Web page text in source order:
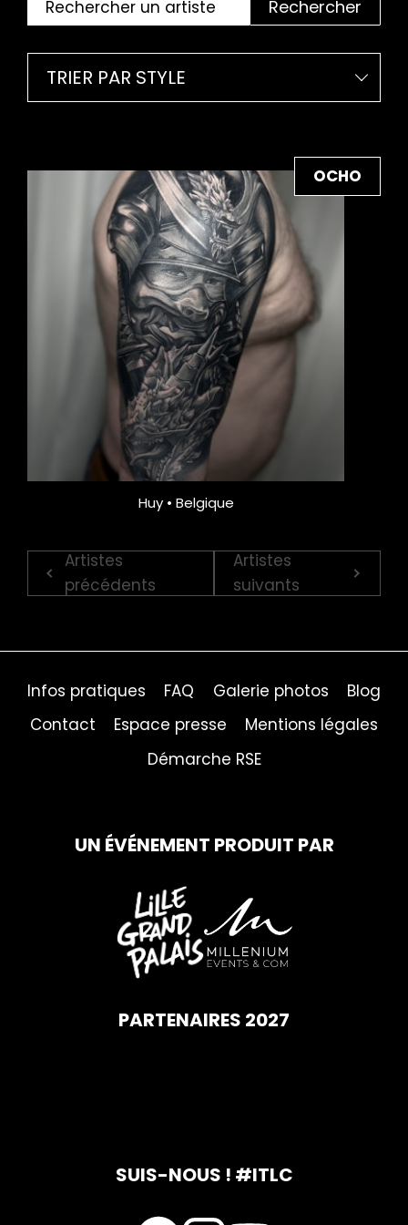
Rechercher
TRIER PAR STYLE
OCHO
Huy • Belgique
Artistes
précédents
Artistes
suivants
Infos pratiques FAQ Galerie photos
Blog
Contact
Espace presse
Mentions légales
Démarche RSE
UN ÉVÉNEMENT PRODUIT PAR
PARTENAIRES 2027
SUIS-NOUS ! #ITLC